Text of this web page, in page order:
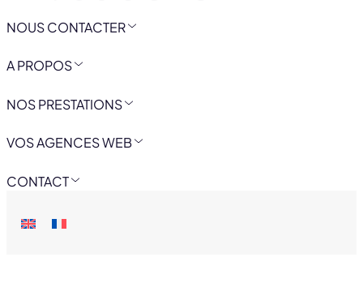
NOUS CONTACTER
A PROPOS
NOS PRESTATIONS
VOS AGENCES WEB
CONTACT